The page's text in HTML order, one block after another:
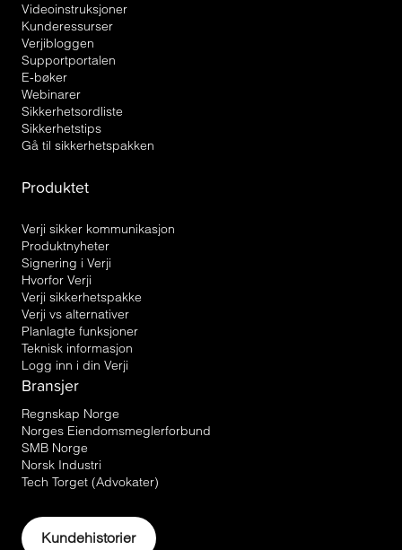
Videoinstruksjoner
Kunderessurser
Verjibloggen
Supportportalen
E-bøker
Webinarer
Sikkerhetsordliste
Sikkerhetstips
Gå til sikkerhetspakken
Produktet
Verji sikker kommunikasjon
Produktnyheter
Signering i Verji
Hvorfor Verji
Verji sikkerhetspakke
Verji vs alternativer
Planlagte funksjoner
Teknisk informasjon
Logg inn i din Verji
Bransjer
Regnskap Norge
Norges Eiendomsmeglerforbund
SMB Norge
Norsk Industri
Tech Torget (Advokater)
Kundehistorier